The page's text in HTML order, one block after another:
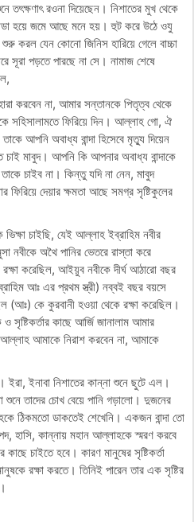
তৎক্ষণাৎ রওনা দিয়েছেন। নিশাতের মুখ থেকে
হয়ে জমে আছে মনে হয়। হুট করে উঠে ওযু
করল যেন কোনো জিনিস হারিয়ে গেলে বাচ্চা
সূরা পড়তে পারছে না সে। নামাজ শেষে
করবেন না, আমার সন্তানকে পিতৃত্ব থেকে
সহিসালামতে ফিরিয়ে দিন। আল্লাহ গো, ঐ
আপনি অবাধ্য বান্দা হিসেবে মৃত্যু দিয়েন
মাবুদ। আপনি কি আপনার অবাধ্য বান্দাকে
চাইব না। কিন্তু যদি না নেন, মাবুদ
ফিরিয়ে দেয়ার ক্ষমতা আছে সমগ্র সৃষ্টিকুলের
চাইছি, যেই আল্লাহ ইব্রাহিম নবীর
অথৈ পানির ভেতরে রাস্তা করে
করেছিল, আইয়ুব নবীকে দীর্ঘ আঠারো বছর
আঃ এর প্রথম স্ত্রী) নব্বই বছর বয়সে
(আঃ) কে কুরবানী হওয়া থেকে রক্ষা করেছিল।
সৃষ্টিকর্তার কাছে আর্জি জানালাম আমার
আমাকে নিরাশ করবেন না, আমাকে
ইরা, ইনাবা নিশাতের কান্না শুনে ছুটে এল।
শুনে তাদের চোখ বেয়ে পানি গড়ালো। দুজনের
ঠিকমতো ডাকতেই শেখেনি। একজন বান্দা তো
হাসি, কান্নায় মহান আল্লাহকে স্মরণ করবে
চাইতে হবে। কারণ মানুষের সৃষ্টিকর্তা
রক্ষা করতে। তিনিই পারেন তার এক সৃষ্টির